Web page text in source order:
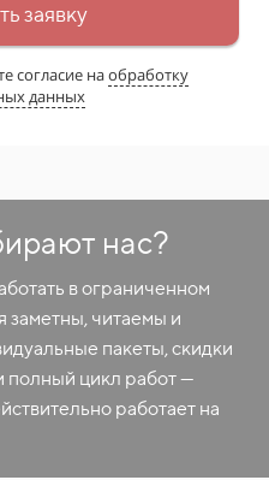
заявку
согласие наобработку
данных
нас?
в ограниченном
заметны, читаемы и
пакеты, скидки
полный цикл работ —
работает на